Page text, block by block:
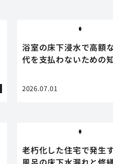
浴室の床下浸水で高額
代を支払わないための
2026.07.01
老朽化した住宅で発生